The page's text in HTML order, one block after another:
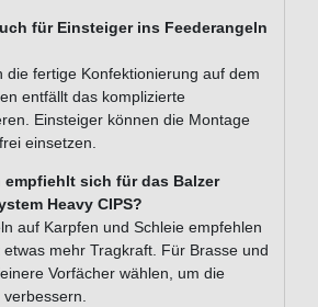
für Einsteiger ins Feederangeln
die fertige Konfektionierung auf dem
entfällt das komplizierte
Einsteiger können die Montage
einsetzen.
empfiehlt sich für das Balzer
Heavy CIPS?
auf Karpfen und Schleie empfehlen
mehr Tragkraft. Für Brasse und
Vorfächer wählen, um die
verbessern.